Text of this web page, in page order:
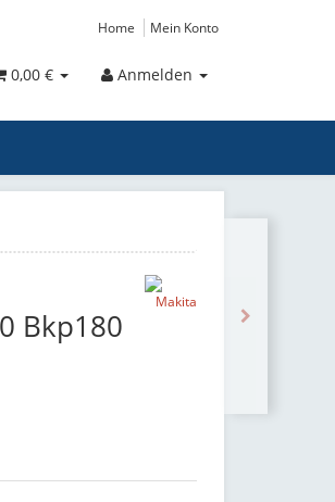
Home Mein Konto
Anmelden
0,00 €
Bkp180